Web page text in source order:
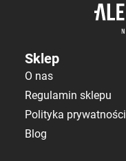
Sklep
O nas
Regulamin sklepu
Polityka prywatności
Blog